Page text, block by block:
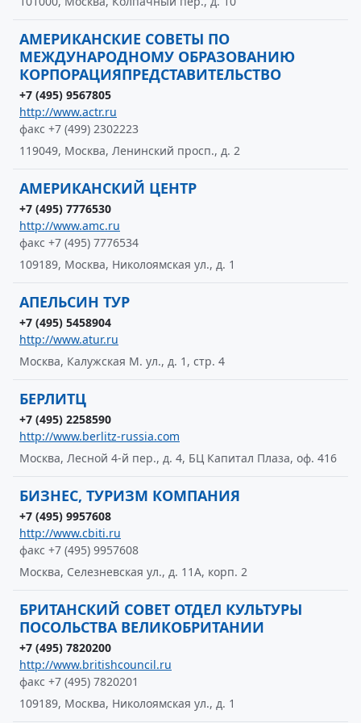
АМЕРИКАНСКИЕ СОВЕТЫ ПО
МЕЖДУНАРОДНОМУ ОБРАЗОВАНИЮ
КОРПОРАЦИЯПРЕДСТАВИТЕЛЬСТВО
+7 (495) 9567805
http://www.actr.ru
факс +7 (499) 2302223
119049, Москва, Ленинский просп., д. 2
АМЕРИКАНСКИЙ ЦЕНТР
+7 (495) 7776530
http://www.amc.ru
факс +7 (495) 7776534
109189, Москва, Николоямская ул., д. 1
АПЕЛЬСИН ТУР
+7 (495) 5458904
http://www.atur.ru
Москва, Калужская М. ул., д. 1, стр. 4
БЕРЛИТЦ
+7 (495) 2258590
http://www.berlitz-russia.com
Москва, Лесной 4-й пер., д. 4, БЦ Капитал Плаза, оф. 416
БИЗНЕС, ТУРИЗМ КОМПАНИЯ
+7 (495) 9957608
http://www.cbiti.ru
факс +7 (495) 9957608
Москва, Селезневская ул., д. 11А, корп. 2
БРИТАНСКИЙ СОВЕТ ОТДЕЛ КУЛЬТУРЫ
ПОСОЛЬСТВА ВЕЛИКОБРИТАНИИ
+7 (495) 7820200
http://www.britishcouncil.ru
факс +7 (495) 7820201
109189, Москва, Николоямская ул., д. 1